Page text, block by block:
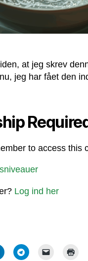
at jeg skrev
jeg har fået den
to access this
Log ind her